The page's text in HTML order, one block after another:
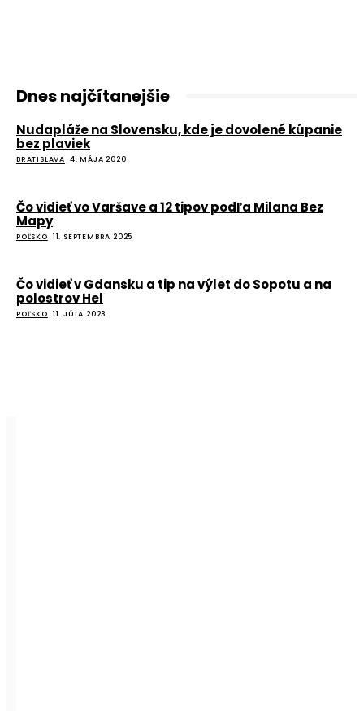
Dnes najčítanejšie
Nudapláže na Slovensku, kde je dovolené kúpanie
bez plaviek
BRATISLAVA 4. MÁJA 2020
Čo vidieť vo Varšave a 12 tipov podľa Milana Bez
Mapy
POĽSKO 11. SEPTEMBRA 2025
Čo vidieť v Gdansku a tip na výlet do Sopotu a na
polostrov Hel
POĽSKO 11. JÚLA 2023